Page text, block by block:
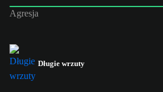
Agresja
Długie wrzuty